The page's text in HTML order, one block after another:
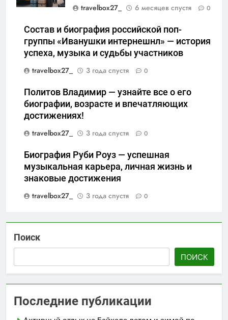
travelbox27_
6 месяцев спустя 0
Состав и биография российской поп-
группы «Иванушки интернешнл» — история
успеха, музыка и судьбы участников
travelbox27_
3 года спустя 0
Политов Владимир — узнайте все о его
биографии, возрасте и впечатляющих
достижениях!
travelbox27_
3 года спустя 0
Биография Руби Роуз — успешная
музыкальная карьера, личная жизнь и
знаковые достижения
travelbox27_
3 года спустя 0
Поиск
ПОИСК
Последние публикации